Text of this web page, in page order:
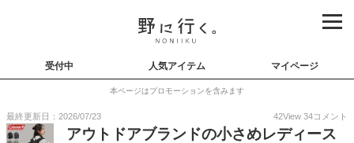
受付中 人気アイテム マイページ
本ページはプロモーションを含みます
最終更新日：2026/07/23 42View 34コメント
アウトドアブランドの小さめレディース